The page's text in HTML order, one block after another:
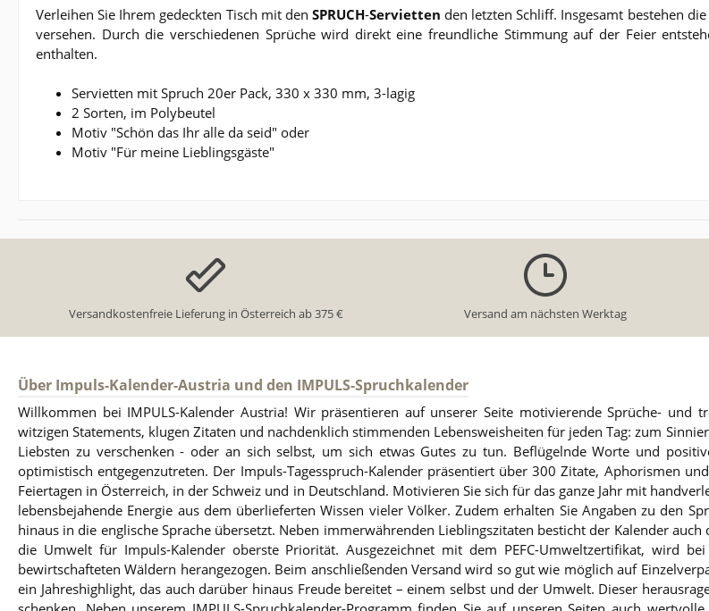
Verleihen Sie Ihrem gedeckten Tisch mit den SPRUCH-Servietten den letzten Schliff. Insgesamt bestehen
versehen. Durch die verschiedenen Sprüche wird direkt eine freundliche Stimmung auf der Feier
enthalten.
Servietten mit Spruch 20er Pack, 330 x 330 mm, 3-lagig
2 Sorten, im Polybeutel
Motiv "Schön das Ihr alle da seid" oder
Motiv "Für meine Lieblingsgäste"
Versandkostenfreie Lieferung in Österreich ab 375 € Versand am nächsten Werktag
Über Impuls-Kalender-Austria und den IMPULS-Spruchkalender
Willkommen bei IMPULS-Kalender Austria! Wir präsentieren auf unserer Seite motivierende Sprüche- und
witzigen Statements, klugen Zitaten und nachdenklich stimmenden Lebensweisheiten für jeden Tag: zum
Liebsten zu verschenken - oder an sich selbst, um sich etwas Gutes zu tun. Beflügelnde Worte und
optimistisch entgegenzutreten. Der Impuls-Tagesspruch-Kalender präsentiert über 300 Zitate, Aphorismen
Feiertagen in Österreich, in der Schweiz und in Deutschland. Motivieren Sie sich für das ganze Jahr mit
lebensbejahende Energie aus dem überlieferten Wissen vieler Völker. Zudem erhalten Sie Angaben zu den
hinaus in die englische Sprache übersetzt. Neben immerwährenden Lieblingszitaten besticht der Kalender
die Umwelt für Impuls-Kalender oberste Priorität. Ausgezeichnet mit dem PEFC-Umweltzertifikat, wird
bewirtschafteten Wäldern herangezogen. Beim anschließenden Versand wird so gut wie möglich auf
ein Jahreshighlight, das auch darüber hinaus Freude bereitet – einem selbst und der Umwelt. Dieser